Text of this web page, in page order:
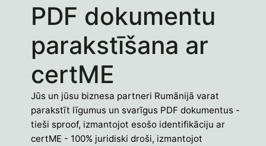
PDF dokumentu
parakstīšana ar
certME
Jūs un jūsu biznesa partneri Rumānijā varat
parakstīt līgumus un svarīgus PDF dokumentus -
tieši sproof, izmantojot esošo identifikāciju ar
certME - 100% juridiski droši, izmantojot